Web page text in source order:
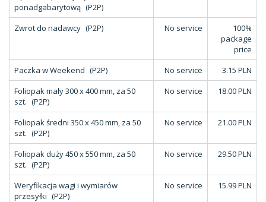
ponadgabarytową (P2P)
Zwrot do nadawcy (P2P) No service
100%
package
price
Paczka w Weekend (P2P) No service
3.15 PLN
Foliopak mały 300 x 400 mm, za 50
szt. (P2P)
No service 18.00 PLN
Foliopak średni 350 x 450 mm, za 50
szt. (P2P)
No service 21.00 PLN
Foliopak duży 450 x 550 mm, za 50
szt. (P2P)
No service 29.50 PLN
Weryfikacja wagi i wymiarów
przesyłki (P2P)
No service 15.99 PLN